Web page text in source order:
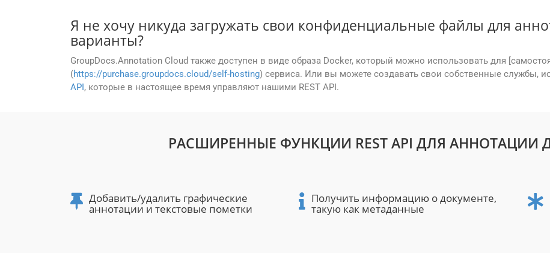
Я не хочу никуда загружать свои конфиденциальные файлы для
варианты?
GroupDocs.Annotation Cloud также доступен в виде образа Docker, который можно использовать для
(https://purchase.groupdocs.cloud/self-hosting) сервиса. Или вы можете создавать свои собственные службы,
API, которые в настоящее время управляют нашими REST API.
РАСШИРЕННЫЕ ФУНКЦИИ REST API ДЛЯ АННОТАЦИИ
Добавить/удалить графические
аннотации и текстовые пометки
Получить информацию о документе,
такую как метаданные